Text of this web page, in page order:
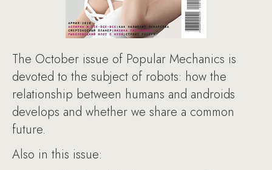
The October issue of Popular Mechanics is
devoted to the subject of robots: how the
relationship between humans and androids
develops and whether we share a common
future.
Also in this issue: